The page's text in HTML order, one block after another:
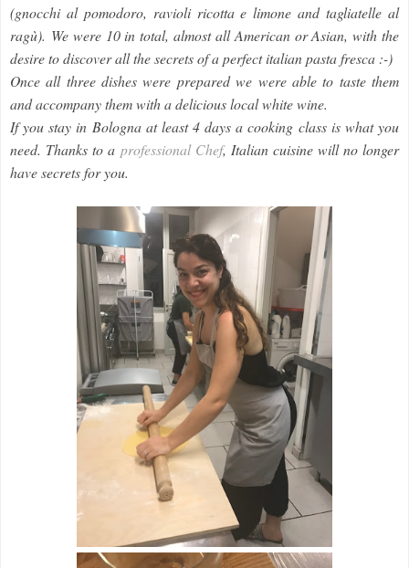
(gnocchi al pomodoro, ravioli ricotta e limone and tagliatelle al
ragù). We were 10 in total, almost all American or Asian, with the
desire to discover all the secrets of a perfect italian pasta fresca :-)
Once all three dishes were prepared we were able to taste them
and accompany them with a delicious local white wine.
If you stay in Bologna at least 4 days a cooking class is what you
need. Thanks to a professional Chef, Italian cuisine will no longer
have secrets for you.